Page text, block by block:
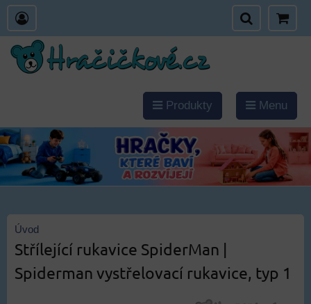
Produkty Menu
Úvod
Střílející rukavice SpiderMan |
Spiderman vystřelovací rukavice, typ 1